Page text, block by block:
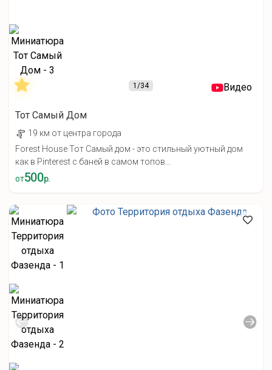
1/34 Видео
Тот Самый Дом
19 км от центра города
Forest House Тот Самый дом - это стильный уютный дом
как в Pinterest с баней в самом топов...
от500р.